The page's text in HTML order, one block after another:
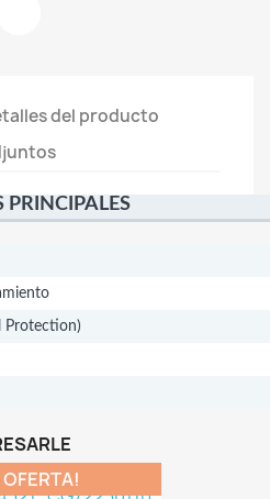
del producto
PRINCIPALES
Protection)
OFERTA!